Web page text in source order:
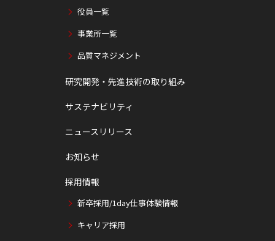
役員一覧
事業所一覧
品質マネジメント
研究開発・先進技術の取り組み
サステナビリティ
ニュースリリース
お知らせ
採用情報
新卒採用/1day仕事体験情報
キャリア採用